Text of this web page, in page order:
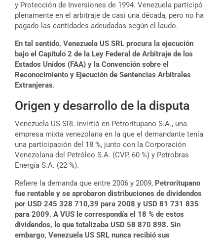
y Protección de Inversiones de 1994. Venezuela participó
plenamente en el arbitraje de casi una década, pero no ha
pagado las cantidades adeudadas según el laudo.
En tal sentido, Venezuela US SRL procura la ejecución
bajo el Capítulo 2 de la Ley Federal de Arbitraje de los
Estados Unidos (FAA) y la Convención sobre el
Reconocimiento y Ejecución de Sentencias Arbitrales
Extranjeras.
Origen y desarrollo de la disputa
Venezuela US SRL invirtió en Petroritupano S.A., una
empresa mixta venezolana en la que el demandante tenía
una participación del 18 %, junto con la Corporación
Venezolana del Petróleo S.A. (CVP, 60 %) y Petrobras
Energía S.A. (22 %).
Refiere la demanda que entre 2006 y 2009, Petroritupano
fue rentable y se aprobaron distribuciones de dividendos
por USD 245 328 710,39 para 2008 y USD 81 731 835
para 2009. A VUS le correspondía el 18 % de estos
dividendos, lo que totalizaba USD 58 870 898. Sin
embargo, Venezuela US SRL nunca recibió sus